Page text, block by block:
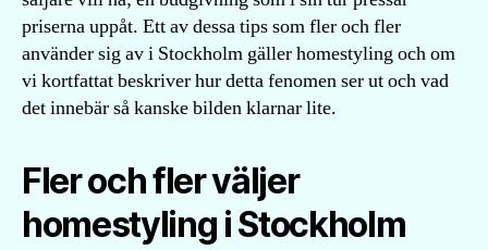
priserna uppåt. Ett av dessa tips som fler och fler
använder sig av i Stockholm gäller homestyling och om
vi kortfattat beskriver hur detta fenomen ser ut och vad
det innebär så kanske bilden klarnar lite.
Fler och fler väljer
homestyling i Stockholm